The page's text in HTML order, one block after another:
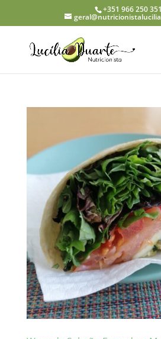
+351 966 250 351